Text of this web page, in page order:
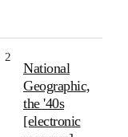
2
National
Geographic,
the '40s
[electronic